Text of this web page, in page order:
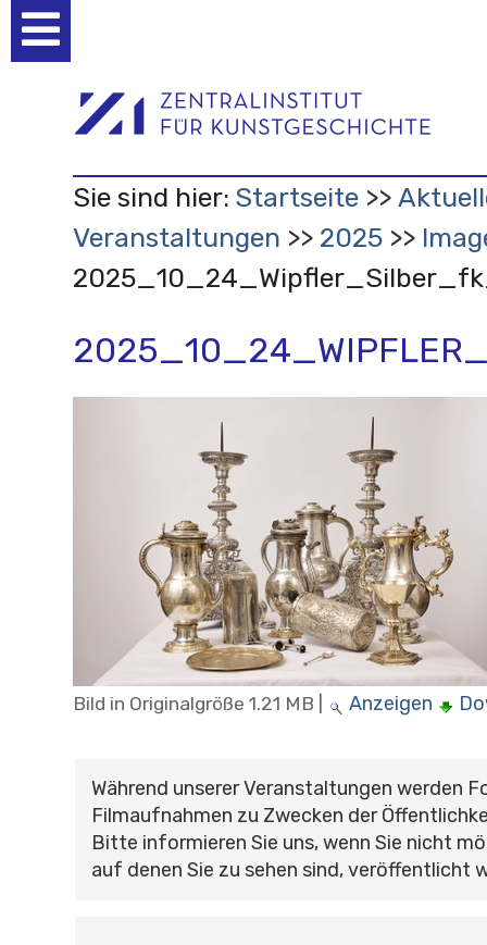
Werkzeuge
Sie sind hier: Startseite
Veranstaltungen
2025
Bild in Originalgröße 1.21 MB Anzeigen
Während unserer Veranstaltungen werden
Filmaufnahmen zu Zwecken der
Bitte informieren Sie uns, wenn Sie nicht
auf denen Sie zu sehen sind, veröffentlicht